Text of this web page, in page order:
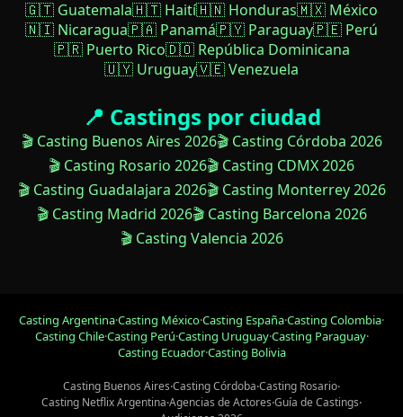
🇬🇹 Guatemala🇭🇹 Haití🇭🇳 Honduras🇲🇽 México
🇳🇮 Nicaragua🇵🇦 Panamá🇵🇾 Paraguay🇵🇪 Perú
🇵🇷 Puerto Rico🇩🇴 República Dominicana
🇺🇾 Uruguay🇻🇪 Venezuela
📍 Castings por ciudad
🎬 Casting Buenos Aires 2026🎬 Casting Córdoba 2026
🎬 Casting Rosario 2026🎬 Casting CDMX 2026
🎬 Casting Guadalajara 2026🎬 Casting Monterrey 2026
🎬 Casting Madrid 2026🎬 Casting Barcelona 2026
🎬 Casting Valencia 2026
Casting Argentina·Casting México·Casting España·Casting Colombia·
Casting Chile·Casting Perú·Casting Uruguay·Casting Paraguay·
Casting Ecuador·Casting Bolivia
Casting Buenos Aires·Casting Córdoba·Casting Rosario·
Casting Netflix Argentina·Agencias de Actores·Guía de Castings·